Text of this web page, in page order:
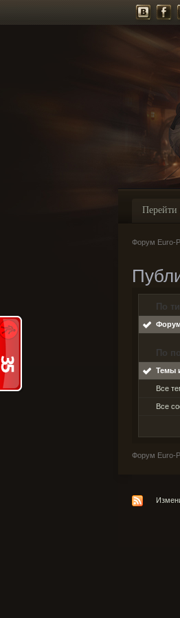
Перейти
Форум Euro-
По
По
Темы
Все
Все
Форум Euro-